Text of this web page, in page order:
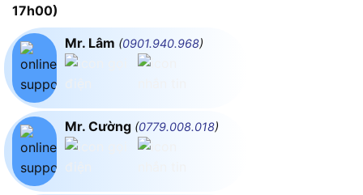
17h00)
Mr. Lâm (0901.940.968)
Mr. Cường (0779.008.018)